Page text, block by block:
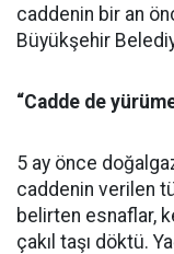
caddenin bir an
Büyükşehir
“Cadde de
5 ay önce
caddenin verilen
belirten esnaflar,
çakıl taşı döktü.